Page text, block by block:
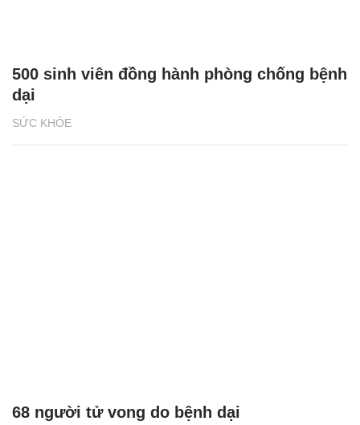
SỨC KHỎE
500 sinh viên đồng hành phòng chống bệnh
dại
68 người tử vong do bệnh dại